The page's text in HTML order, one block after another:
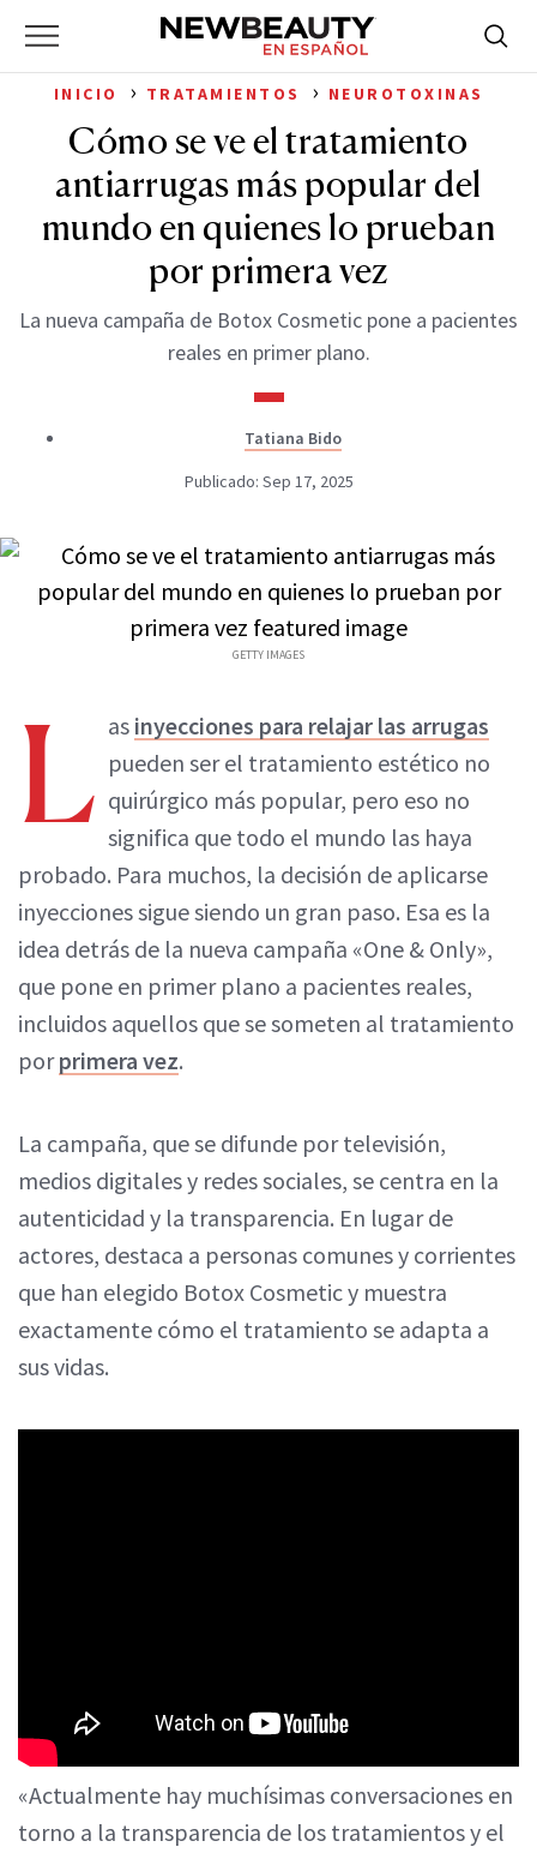
content
Primary
Menu
NewBeauty
for:
INICIO › TRATAMIENTOS › NEUROTOXINAS
Cómo se ve el tratamiento
antiarrugas más popular del
mundo en quienes lo prueban
por primera vez
La nueva campaña de Botox Cosmetic pone a pacientes
reales en primer plano.
Tatiana Bido
Publicado: Sep 17, 2025
GETTY IMAGES
L as inyecciones para relajar las arrugas
pueden ser el tratamiento estético no
quirúrgico más popular, pero eso no
significa que todo el mundo las haya
probado. Para muchos, la decisión de aplicarse
inyecciones sigue siendo un gran paso. Esa es la
idea detrás de la nueva campaña «One & Only»,
que pone en primer plano a pacientes reales,
incluidos aquellos que se someten al tratamiento
porprimera vez.
La campaña, que se difunde por televisión,
medios digitales y redes sociales, se centra en la
autenticidad y la transparencia. En lugar de
actores, destaca a personas comunes y corrientes
que han elegido Botox Cosmetic y muestra
exactamente cómo el tratamiento se adapta a
sus vidas.
«Actualmente hay muchísimas conversaciones en
torno a la transparencia de los tratamientos y el